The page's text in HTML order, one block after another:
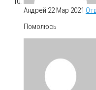
Андрей 22 Мар 2021
Помолюсь